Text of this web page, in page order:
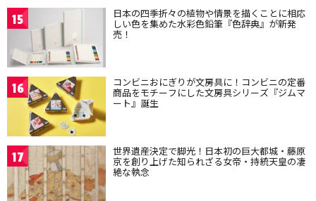
15 日本の四季折々の植物や情景を描くことに相応
しい色を集めた水彩色鉛筆『色辞典』が新発
売！
16 コンビニおにぎりが文房具に！コンビニの定番
商品をモチーフにした文房具シリーズ『ジムマ
ート』誕生
17 世界遺産決定で脚光！日本初の巨大都城・藤原
京を創り上げた知られざる女帝・持統天皇の凄
絶な執念